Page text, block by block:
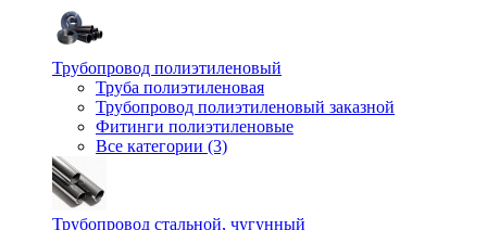
Трубопровод полиэтиленовый
Труба полиэтиленовая
Трубопровод полиэтиленовый заказной
Фитинги полиэтиленовые
Все категории (3)
Трубопровод стальной, чугунный